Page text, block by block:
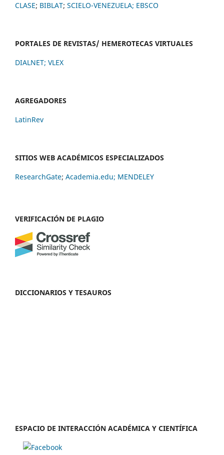
CLASE; BIBLAT; SCIELO-VENEZUELA; EBSCO
PORTALES DE REVISTAS/ HEMEROTECAS VIRTUALES
DIALNET; VLEX
AGREGADORES
LatinRev
SITIOS WEB ACADÉMICOS ESPECIALIZADOS
ResearchGate; Academia.edu; MENDELEY
VERIFICACIÓN DE PLAGIO
DICCIONARIOS Y TESAUROS
ESPACIO DE INTERACCIÓN ACADÉMICA Y CIENTÍFICA